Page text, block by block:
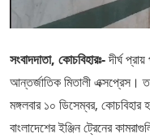
সংবাদদাতা, কোচবিহারঃ-দীর্ঘ
আন্তর্জাতিক মিতালী এক্সপ্রেস।
মঙ্গলবার ১০ ডিসেম্বর,
বাংলাদেশের ইঞ্জিন ট্রেনের